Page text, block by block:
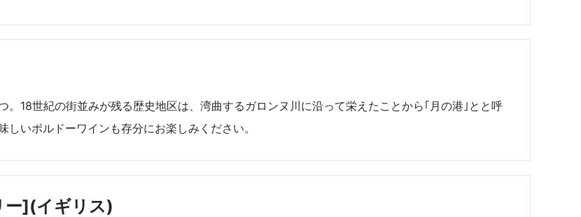
。18世紀の街並みが残る歴史地区は、湾曲するガロンヌ川に沿って栄えたことから｢月の港｣とと呼
しいボルドーワインも存分にお楽しみください。
ー](イギリス)